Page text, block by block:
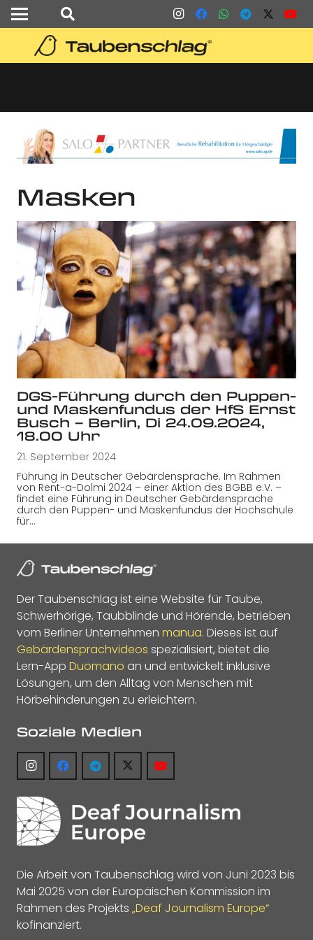
Masken
DGS-Führung durch den Puppen-
und Maskenfundus der HfS Ernst
Busch – Berlin, Di 24.09.2024,
18.00 Uhr
21. September 2024
Führung in Deutscher Gebärdensprache. Im Rahmen
von Rent-a-Dolmi 2024 – einer Aktion des BGBB e.V. –
findet eine Führung in Deutscher Gebärdensprache
durch den Puppen- und Maskenfundus der Hochschule
für…
Der Taubenschlag ist eine Website für Taube,
Schwerhörige, Taubblinde und Hörende, betrieben
vom Berliner Unternehmen manua. Dieses ist auf
Gebärdensprachvideos spezialisiert, bietet die
Lern-App Duomano an und entwickelt inklusive
Lösungen, um den Alltag von Menschen mit
Hörbehinderungen zu erleichtern.
Soziale Medien
Die Arbeit von Taubenschlag wird von Juni 2023 bis
Mai 2025 von der Europäischen Kommission im
Rahmen des Projekts „Deaf Journalism Europe“
kofinanziert.